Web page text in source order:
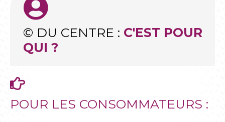
© DU CENTRE : C'EST POUR
QUI ?
POUR LES CONSOMMATEURS :